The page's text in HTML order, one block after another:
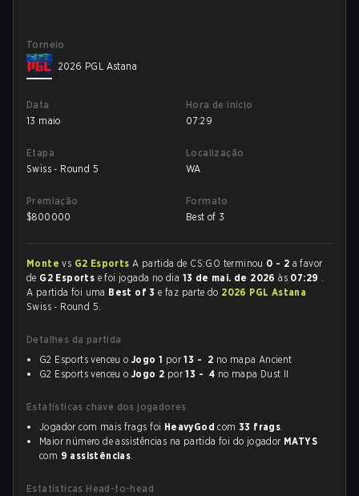
Torneio
2026 PGL Astana
Data
13 maio
Hora de início
07:29
Etapa
Swiss - Round 5
Localização
WA
Premiação
$800000
Formato
Best of 3
Montevs G2 EsportsA partida de CS:GO terminou 0 - 2 a favor
de G2 Esports e foi jogada no dia 13 de mai. de 2026às 07:29 .
A partida foi uma Best of 3e faz parte do 2026 PGL Astana
Swiss - Round 5.
Detalhes da partida
G2 Esports venceu o Jogo 1 por13 - 2 no mapa Ancient
G2 Esports venceu o Jogo 2 por13 - 4 no mapa Dust II
Estatísticas chave dos jogadores
Jogador com mais frags foi HeavyGod com33 frags.
Maior número de assistências na partida foi do jogador MATYS
com 9 assistências.
Estatísticas Head-to-head